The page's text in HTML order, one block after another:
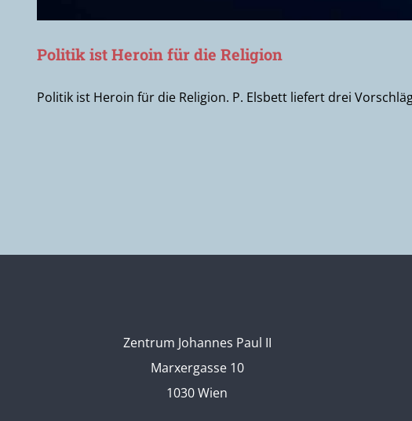
Politik ist Heroin für die Religion
Politik ist Heroin für die Religion. P. Elsbett liefert drei
Zentrum Johannes Paul II
Marxergasse 10
1030 Wien